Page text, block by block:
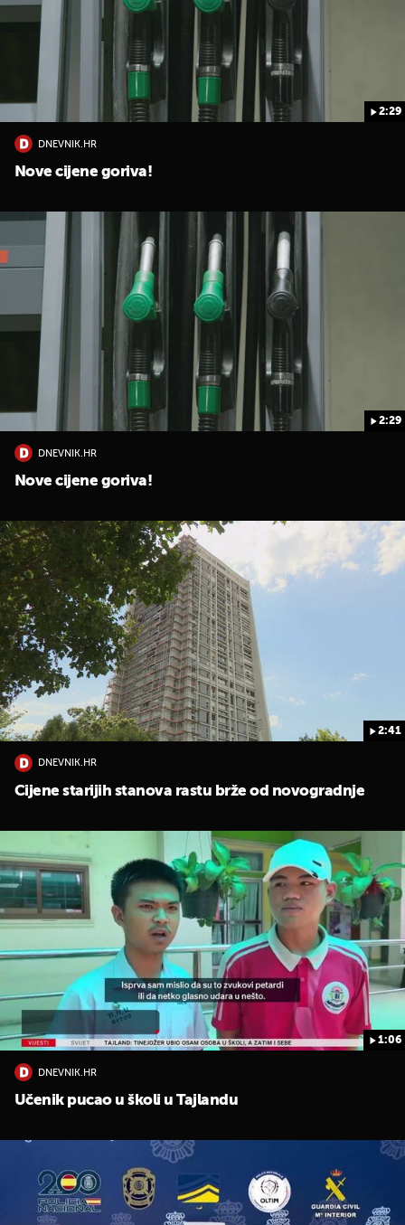
2:29
DNEVNIK.HR
Nove cijene goriva!
2:29
DNEVNIK.HR
Nove cijene goriva!
2:41
DNEVNIK.HR
Cijene starijih stanova rastu brže od novogradnje
1:06
DNEVNIK.HR
Učenik pucao u školi u Tajlandu